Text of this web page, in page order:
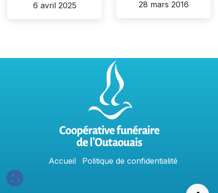
6 avril 2025 28 mars 2016
Accue​il Politique​​ de confidentialit​é